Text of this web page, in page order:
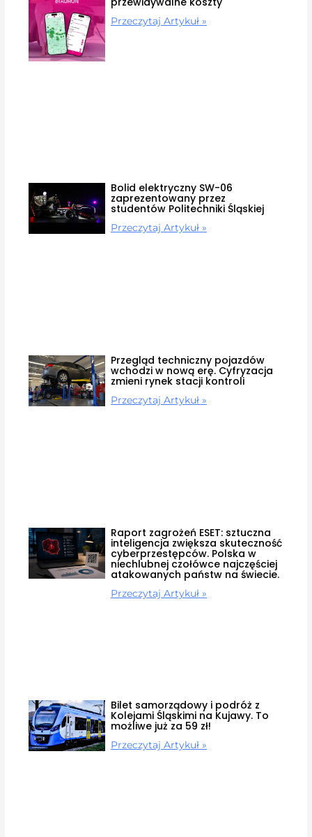
Przeczytaj Artykuł »
Bolid elektryczny SW-06
zaprezentowany przez
studentów Politechniki Śląskiej
Przeczytaj Artykuł »
Przegląd techniczny pojazdów
wchodzi w nową erę. Cyfryzacja
zmieni rynek stacji kontroli
Przeczytaj Artykuł »
Raport zagrożeń ESET: sztuczna
inteligencja zwiększa skuteczność
cyberprzestępców. Polska w
niechlubnej czołówce najczęściej
atakowanych państw na świecie.
Przeczytaj Artykuł »
Bilet samorządowy i podróż z
Kolejami Śląskimi na Kujawy. To
możliwe już za 59 zł!
Przeczytaj Artykuł »